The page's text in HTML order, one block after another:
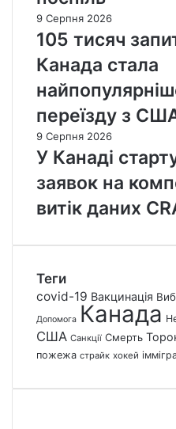
9 Серпня 2026
105 тисяч
Канада стала
переїзду з
9 Серпня 2026
У Канаді
заявок на
витік даних
Теги
covid-19 Вакцинація
Допомога Канада
США Санкції Смерть
пожежа страйк хокей